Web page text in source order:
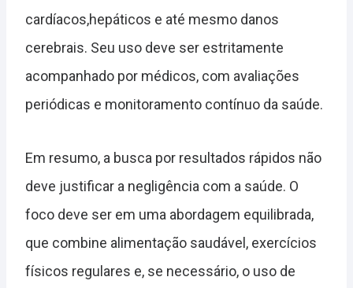
cardíacos,hepáticos e até mesmo danos
cerebrais. Seu uso deve ser estritamente
acompanhado por médicos, com avaliações
periódicas e monitoramento contínuo da saúde.
Em resumo, a busca por resultados rápidos não
deve justificar a negligência com a saúde. O
foco deve ser em uma abordagem equilibrada,
que combine alimentação saudável, exercícios
físicos regulares e, se necessário, o uso de